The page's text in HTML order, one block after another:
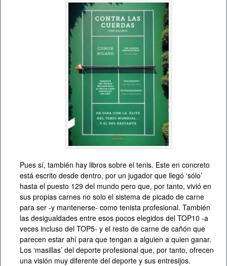
Pues sí, también hay libros sobre el tenis. Este en concreto
está escrito desde dentro, por un jugador que llegó ‘sólo’
hasta el puesto 129 del mundo pero que, por tanto, vivió en
sus propias carnes no solo el sistema de picado de carne
para ser -y mantenerse- como tenista profesional. También
las desigualdades entre esos pocos elegidos del TOP10 -a
veces incluso del TOP5- y el resto de carne de cañón que
parecen estar ahí para que tengan a alguien a quien ganar.
Los ‘masillas’ del deporte profesional que, por tanto, ofrecen
una visión muy diferente del deporte y sus entresijos.